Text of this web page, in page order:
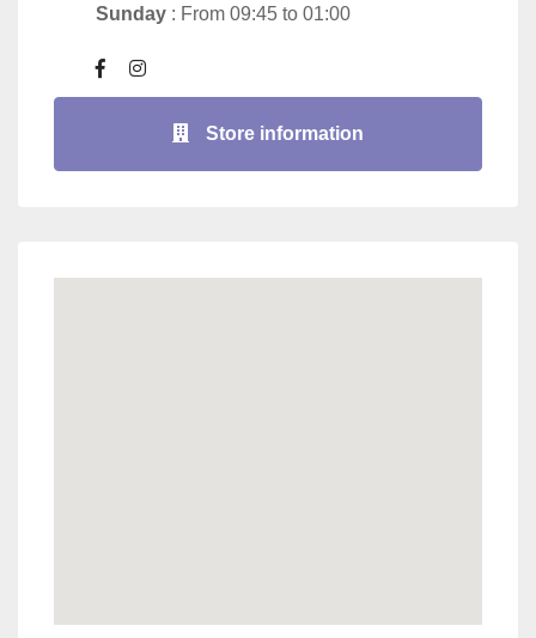
Sunday : From 09:45 to 01:00
Store information